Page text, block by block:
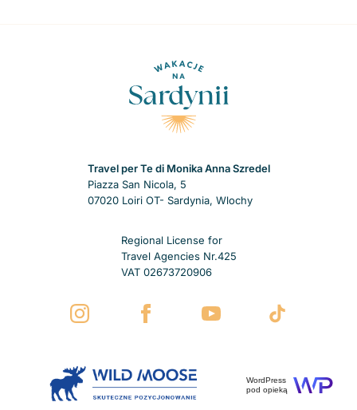
Travel per Te di Monika Anna Szredel
Piazza San Nicola, 5
07020 Loiri OT- Sardynia, Wlochy
Regional License for
Travel Agencies Nr.425
VAT 02673720906
WordPress
pod opieką